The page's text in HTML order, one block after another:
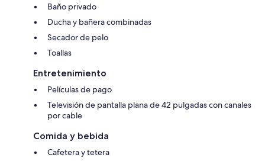
Baño privado
Ducha y bañera combinadas
Secador de pelo
Toallas
Entretenimiento
Películas de pago
Televisión de pantalla plana de 42 pulgadas con canales
por cable
Comida y bebida
Cafetera y tetera